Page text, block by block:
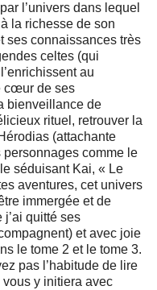
l’univers dans lequel
la richesse de son
ses connaissances très
celtes (qui
au
cœur de ses
bienveillance de
rituel, retrouver la
(attachante
comme le
séduisant Kai, « Le
aventures, cet univers
immergée et de
quitté ses
et avec joie
le tome 2 et le tome 3.
pas l’habitude de lire
y initiera avec